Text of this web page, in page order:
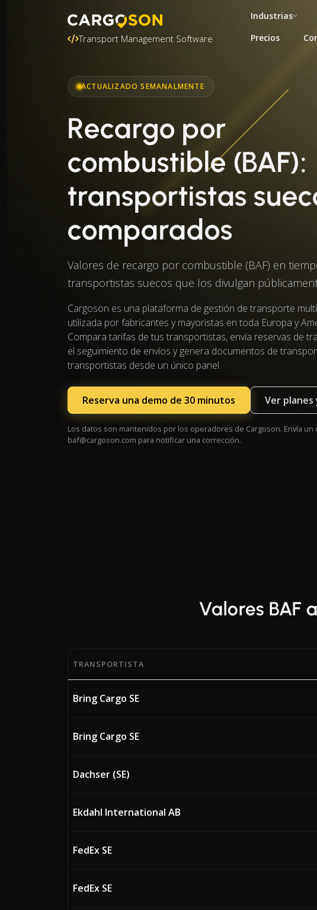
Transport Management Software
Industrias
Precios
ACTUALIZADO SEMANALMENTE
Recargo por
combustible (BAF):
transportistas
comparados
Valores de recargo por combustible (BAF) en
transportistas suecos que los divulgan
Cargoson es una plataforma de gestión de transporte
utilizada por fabricantes y mayoristas en toda Europa y
Compara tarifas de tus transportistas, envía reservas de
el seguimiento de envíos y genera documentos de
transportistas desde un único panel.
Reserva una demo de 30 minutos Ver planes
Los datos son mantenidos por los operadores de Cargoson. Envía un
baf@cargoson.com para notificar una corrección.
Valores BAF
Porcentajes actuales del Factor de Ajuste por
TRANSPORTISTA
Bring Cargo SE
Bring Cargo SE
Dachser (SE)
Ekdahl International AB
FedEx SE
FedEx SE